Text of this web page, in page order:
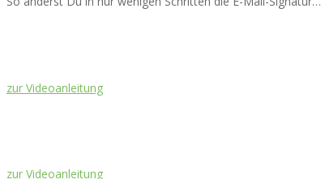
zur Videoanleitung
zur Videoanleitung